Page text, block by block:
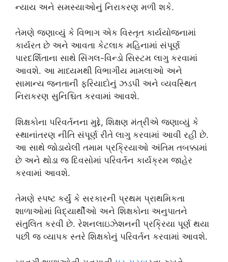
ન્યાય અને સમસ્યાઓનું નિરાકરણ મળી શકે.
તેમણે જણાવ્યું કે વિભાગ એક વિસ્તૃત કાર્યયોજનામાં
કાર્યરત છે અને આવતા કેટલાક મહિનામાં સંપૂર્ણ
પારદર્શિતાના સાથે સિંગલ-વિન્ડો સિસ્ટમ લાગુ કરવામાં
આવશે. આ માધ્યમથી વિભાગીય મામલાઓ અને
સામાન્ય જનતાની ફરિયાદોનું ઝડપી અને વ્યવસ્થિત
નિરાકરણ સુનિશ્ચિત કરવામાં આવશે.
શિક્ષકોના પરિવર્તનના મુદ્દે, શિક્ષણ મંત્રીએ જણાવ્યું કે
સ્થાનાંતરણ નીતિ સંપૂર્ણ રીતે લાગુ કરવામાં આવી રહી છે.
આ સાથે જોડાયેલી તમામ પ્રક્રિયાઓ અંતિમ તબક્કામાં
છે અને થોડા જ દિવસોમાં પરિવર્તન કાર્યક્રમ જાહેર
કરવામાં આવશે.
તેમણે સ્પષ્ટ કર્યું કે સરકારની પ્રથમ પ્રાથમિકતા
શાળાઓમાં વિદ્યાર્થીઓ અને શિક્ષકોના અનુપાતને
સંતુલિત કરવી છે. રેશનલાઇઝેશનની પ્રક્રિયા પૂર્ણ થયા
પછી જ વ્યાપક સ્તરે શિક્ષકોનું પરિવર્તન કરવામાં આવશે.